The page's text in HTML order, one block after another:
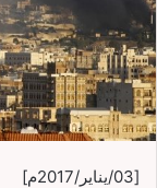
[03/يناير/2017م]